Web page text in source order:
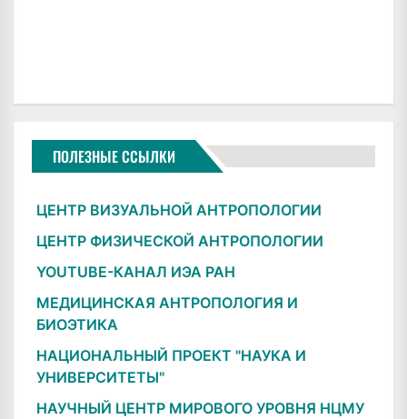
ПОЛЕЗНЫЕ ССЫЛКИ
ЦЕНТР ВИЗУАЛЬНОЙ АНТРОПОЛОГИИ
ЦЕНТР ФИЗИЧЕСКОЙ АНТРОПОЛОГИИ
YOUTUBE-КАНАЛ ИЭА РАН
МЕДИЦИНСКАЯ АНТРОПОЛОГИЯ И
БИОЭТИКА
НАЦИОНАЛЬНЫЙ ПРОЕКТ "НАУКА И
УНИВЕРСИТЕТЫ"
НАУЧНЫЙ ЦЕНТР МИРОВОГО УРОВНЯ НЦМУ